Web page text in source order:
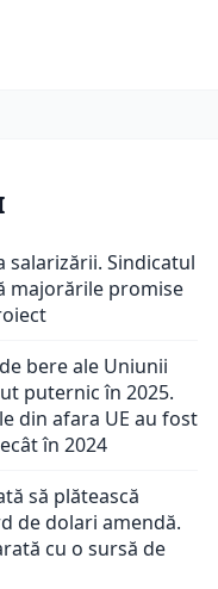
salarizării. Sindicatul
majorările promise
bere ale Uniunii
puternic în 2025.
din afara UE au fost
în 2024
să plătească
de dolari amendă.
cu o sursă de